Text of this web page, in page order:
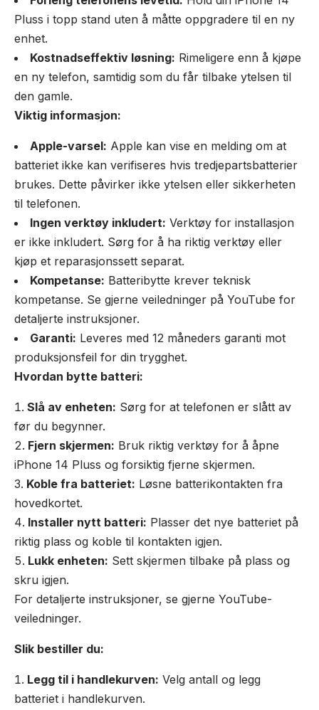
Pluss i topp stand uten å måtte oppgradere til en ny
enhet.
Kostnadseffektiv løsning: Rimeligere enn å kjøpe
en ny telefon, samtidig som du får tilbake ytelsen til
den gamle.
Viktig informasjon:
Apple-varsel: Apple kan vise en melding om at
batteriet ikke kan verifiseres hvis tredjepartsbatterier
brukes. Dette påvirker ikke ytelsen eller sikkerheten
til telefonen.
Ingen verktøy inkludert: Verktøy for installasjon
er ikke inkludert. Sørg for å ha riktig verktøy eller
kjøp et reparasjonssett separat.
Kompetanse: Batteribytte krever teknisk
kompetanse. Se gjerne veiledninger på YouTube for
detaljerte instruksjoner.
Garanti: Leveres med 12 måneders garanti mot
produksjonsfeil for din trygghet.
Hvordan bytte batteri:
Slå av enheten: Sørg for at telefonen er slått av
før du begynner.
Fjern skjermen: Bruk riktig verktøy for å åpne
iPhone 14 Pluss og forsiktig fjerne skjermen.
Koble fra batteriet: Løsne batterikontakten fra
hovedkortet.
Installer nytt batteri: Plasser det nye batteriet på
riktig plass og koble til kontakten igjen.
Lukk enheten: Sett skjermen tilbake på plass og
skru igjen.
For detaljerte instruksjoner, se gjerne YouTube-
veiledninger.
Slik bestiller du:
Legg til i handlekurven: Velg antall og legg
batteriet i handlekurven.